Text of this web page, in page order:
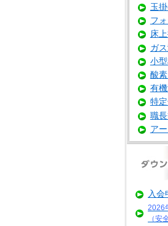
玉
フ
床
ガ
小
酸
有
特
職
ア
入
2026
（安